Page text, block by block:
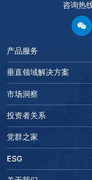
咨询热
产品服务
垂直领域解决方案
市场洞察
投资者关系
党群之家
ESG